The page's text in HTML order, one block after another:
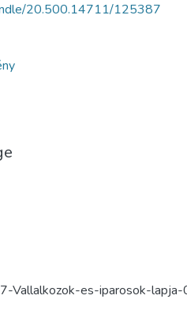
20.500.14711/125387
es-iparosok-